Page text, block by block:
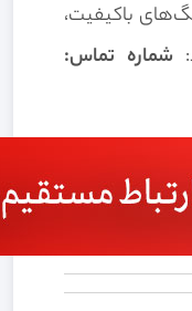
باکیفیت،
شماره تماس: